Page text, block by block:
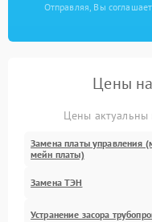
Отправляя, Вы
Цены
Цены актуальны
Замена платы управления
мейн платы)
Замена ТЭН
Устранение засора